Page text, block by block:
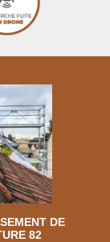
DE
82